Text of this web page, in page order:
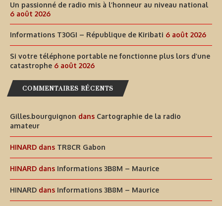
Un passionné de radio mis à l’honneur au niveau national
6 août 2026
Informations T30GI – République de Kiribati 6 août 2026
Si votre téléphone portable ne fonctionne plus lors d’une
catastrophe 6 août 2026
COMMENTAIRES RÉCENTS
Gilles.bourguignon dans Cartographie de la radio
amateur
HINARD dans TR8CR Gabon
HINARD dans Informations 3B8M – Maurice
HINARD dans Informations 3B8M – Maurice